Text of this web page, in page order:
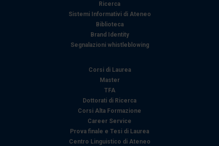
Ricerca
Sistemi Informativi di Ateneo
Biblioteca
Brand Identity
Segnalazioni whistleblowing
Corsi di Laurea
Master
TFA
Dottorati di Ricerca
Corsi Alta Formazione
Career Service
Prova finale e Tesi di Laurea
Centro Linguistico di Ateneo